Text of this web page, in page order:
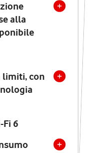
alla
limiti, con
Fi 6
base alla
disponibile
limiti, con
tecnologia
con Wi-Fi 7
verso
e mobili